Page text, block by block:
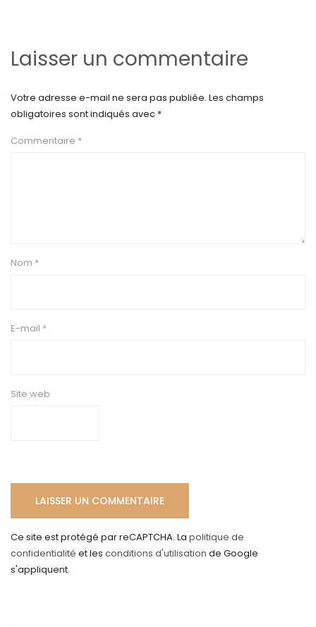
Laisser un commentaire
Votre adresse e-mail ne sera pas publiée. Les champs
obligatoires sont indiqués avec *
Commentaire *
Nom *
E-mail *
Site web
Ce site est protégé par reCAPTCHA. La politique de
confidentialité et les conditions d'utilisation de Google
s'appliquent.